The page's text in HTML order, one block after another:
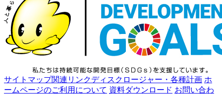
サイトマップ関連リンクディスクロージャー・各種計画 ホ
ームページのご利用について 資料ダウンロード お問い合わ